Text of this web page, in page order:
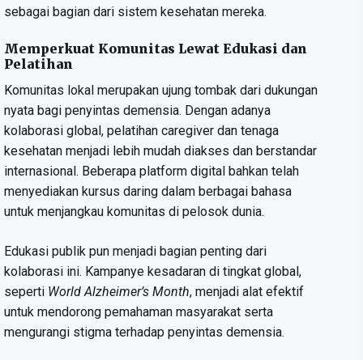
sebagai bagian dari sistem kesehatan mereka.
Memperkuat Komunitas Lewat Edukasi dan
Pelatihan
Komunitas lokal merupakan ujung tombak dari dukungan
nyata bagi penyintas demensia. Dengan adanya
kolaborasi global, pelatihan caregiver dan tenaga
kesehatan menjadi lebih mudah diakses dan berstandar
internasional. Beberapa platform digital bahkan telah
menyediakan kursus daring dalam berbagai bahasa
untuk menjangkau komunitas di pelosok dunia.
Edukasi publik pun menjadi bagian penting dari
kolaborasi ini. Kampanye kesadaran di tingkat global,
seperti World Alzheimer’s Month, menjadi alat efektif
untuk mendorong pemahaman masyarakat serta
mengurangi stigma terhadap penyintas demensia.